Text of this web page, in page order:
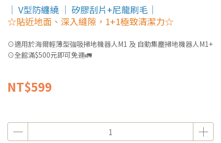
｜ V型防纏繞 ｜ 矽膠刮片+尼龍刷毛｜
☆貼近地面、深入縫隙，1+1極致清潔力☆
⊙適用於海爾輕薄型強吸掃地機器人M1 及 自動集塵掃地機器人M1+
⊙全館滿$500元即可免運🚛
NT$599